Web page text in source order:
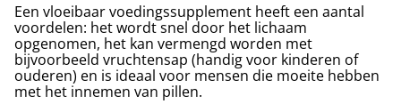
Een vloeibaar voedingssupplement heeft een aantal
voordelen: het wordt snel door het lichaam
opgenomen, het kan vermengd worden met
bijvoorbeeld vruchtensap (handig voor kinderen of
ouderen) en is ideaal voor mensen die moeite hebben
met het innemen van pillen.